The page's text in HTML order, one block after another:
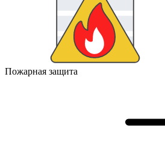
Пожарная защита